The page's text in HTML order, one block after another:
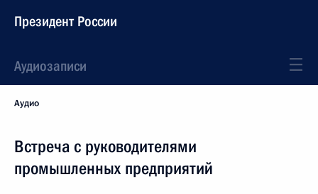
Президент России
Аудиозаписи
Аудио
Встреча с руководителями
промышленных предприятий